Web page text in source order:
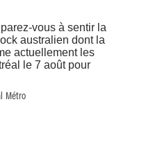
vous à sentir la
australien dont la
actuellement les
le 7 août pour
Métro